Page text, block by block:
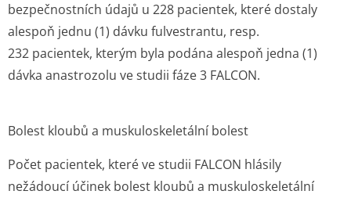
bezpečnostních údajů u 228 pacientek, které dostaly
alespoň jednu (1) dávku fulvestrantu, resp.
232 pacientek, kterým byla podána alespoň jedna (1)
dávka anastrozolu ve studii fáze 3 FALCON.
Bolest kloubů a muskuloskeletální bolest
Počet pacientek, které ve studii FALCON hlásily
nežádoucí účinek bolest kloubů a muskuloskeletální